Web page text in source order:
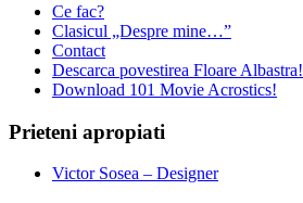
Ce fac?
Clasicul „Despre mine…”
Contact
Descarca povestirea Floare Albastra!
Download 101 Movie Acrostics!
Prieteni apropiati
Victor Sosea – Designer